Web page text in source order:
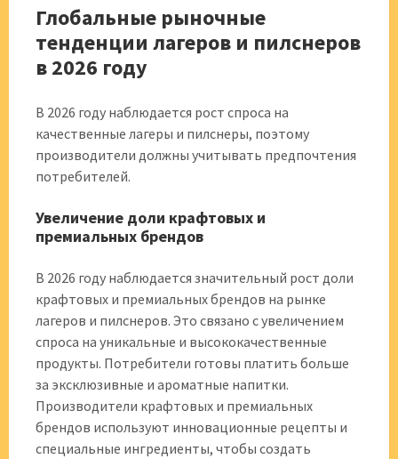
Глобальные рыночные
тенденции лагеров и пилснеров
в 2026 году
В 2026 году наблюдается рост спроса на
качественные лагеры и пилснеры, поэтому
производители должны учитывать предпочтения
потребителей.
Увеличение доли крафтовых и
премиальных брендов
В 2026 году наблюдается значительный рост доли
крафтовых и премиальных брендов на рынке
лагеров и пилснеров. Это связано с увеличением
спроса на уникальные и высококачественные
продукты. Потребители готовы платить больше
за эксклюзивные и ароматные напитки.
Производители крафтовых и премиальных
брендов используют инновационные рецепты и
специальные ингредиенты, чтобы создать